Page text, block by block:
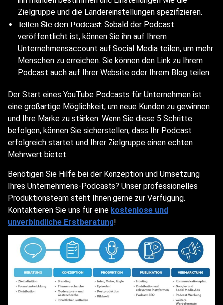
Zielgruppe und die Ländereinstellungen spezifizieren.
Teilen Sie den Podcast: Sobald der Podcast
veröffentlicht ist, können Sie ihn auf Ihrem
Unternehmensaccount auf Social Media teilen, um mehr
Menschen zu erreichen. Sie können den Link zu Ihrem
Podcast auch auf Ihrer Website oder Ihrem Blog teilen.
Der Start eines YouTube Podcasts für Unternehmen ist
eine großartige Möglichkeit, um neue Kunden zu gewinnen
und Ihre Marke zu stärken. Wenn Sie diese 5 Schritte
befolgen, können Sie sicherstellen, dass Ihr Podcast
erfolgreich startet und Ihrer Zielgruppe einen echten
Mehrwert bietet.
Benötigen Sie Hilfe bei der Konzeption und Umsetzung
Ihres Unternehmens-Podcasts? Unser professionelles
Produktionsteam steht Ihnen gerne zur Verfügung.
Kontaktieren Sie uns für eine kostenlose und
unverbindliche Erstberatung!